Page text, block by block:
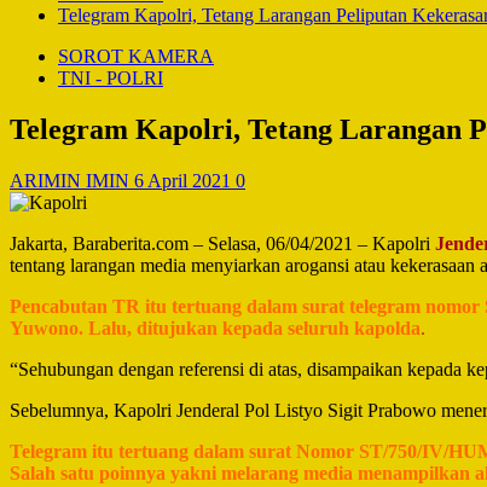
Telegram Kapolri, Tetang Larangan Peliputan
SOROT KAMERA
TNI - POLRI
Telegram Kapolri, Tetang Larangan
ARIMIN IMIN 6 April 2021 0
Jakarta, Baraberita.com – Selasa, 06/04/2021 – Kapolri
tentang larangan media menyiarkan arogansi atau
Pencabutan TR itu tertuang dalam surat telegram
Yuwono. Lalu, ditujukan kepada seluruh kapolda.
“Sehubungan dengan referensi di atas, disampaikan kepada
Sebelumnya, Kapolri Jenderal Pol Listyo Sigit Prabowo
Telegram itu tertuang dalam surat Nomor ST/750/IV/
Salah satu poinnya yakni melarang media menampilkan